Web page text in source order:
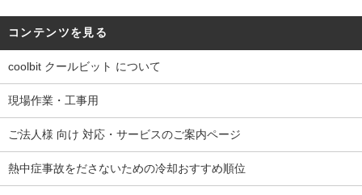
コンテンツを見る
coolbit クールビット について
現場作業・工事用
ご法人様 向け 対応・サービスのご案内ページ
熱中症事故をださないための冷却おすすめ順位